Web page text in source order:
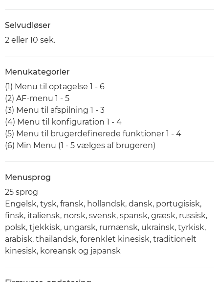
Selvudløser
2 eller 10 sek.
Menukategorier
(1) Menu til optagelse 1 - 6
(2) AF-menu 1 - 5
(3) Menu til afspilning 1 - 3
(4) Menu til konfiguration 1 - 4
(5) Menu til brugerdefinerede funktioner 1 - 4
(6) Min Menu (1 - 5 vælges af brugeren)
Menusprog
25 sprog
Engelsk, tysk, fransk, hollandsk, dansk, portugisisk,
finsk, italiensk, norsk, svensk, spansk, græsk, russisk,
polsk, tjekkisk, ungarsk, rumænsk, ukrainsk, tyrkisk,
arabisk, thailandsk, forenklet kinesisk, traditionelt
kinesisk, koreansk og japansk